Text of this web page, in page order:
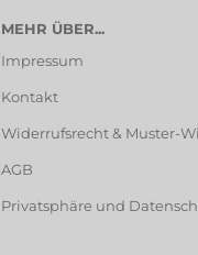
MEHR ÜBER...
Impressum
Kontakt
Widerrufsrecht & Muster-
AGB
Privatsphäre und